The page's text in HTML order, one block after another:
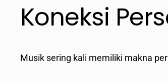
Koneksi
Musik sering kali memiliki makna